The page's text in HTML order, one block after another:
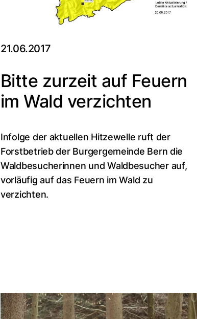
21.06.2017
Bitte zurzeit auf Feuern
im Wald verzichten
Infolge der aktuellen Hitzewelle ruft der
Forstbetrieb der Burgergemeinde Bern die
Waldbesucherinnen und Waldbesucher auf,
vorläufig auf das Feuern im Wald zu
verzichten.